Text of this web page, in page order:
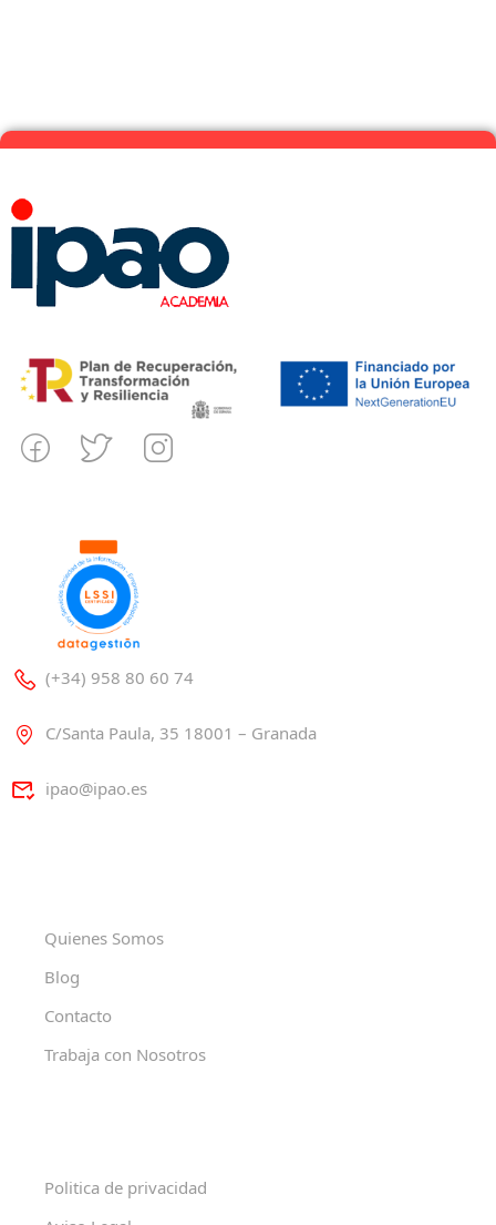
(+34) 958 80 60 74
C/Santa Paula, 35 18001 – Granada
ipao@ipao.es
Quienes Somos
Blog
Contacto
Trabaja con Nosotros
Politica de privacidad